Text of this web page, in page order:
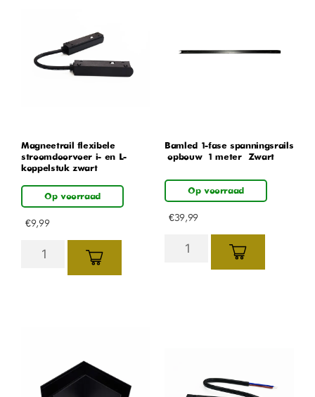
Magneetrail flexibele
stroomdoorvoer i- en L-
koppelstuk zwart
Op voorraad
€9,99
Bamled 1-fase spanningsrails
– opbouw – 1 meter – Zwart
Op voorraad
€39,99